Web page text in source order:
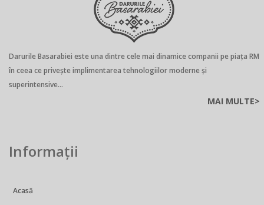
Darurile Basarabiei este una dintre cele mai dinamice companii pe piaţa RM
în ceea ce privește implimentarea tehnologiilor moderne și
superintensive...
MAI MULTE>
Informații
Acasă